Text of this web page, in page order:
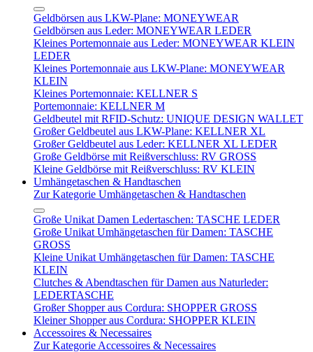
Geldbörsen aus LKW-Plane: MONEYWEAR
Geldbörsen aus Leder: MONEYWEAR LEDER
Kleines Portemonnaie aus Leder: MONEYWEAR KLEIN
LEDER
Kleines Portemonnaie aus LKW-Plane: MONEYWEAR
KLEIN
Kleines Portemonnaie: KELLNER S
Portemonnaie: KELLNER M
Geldbeutel mit RFID-Schutz: UNIQUE DESIGN WALLET
Großer Geldbeutel aus LKW-Plane: KELLNER XL
Großer Geldbeutel aus Leder: KELLNER XL LEDER
Große Geldbörse mit Reißverschluss: RV GROSS
Kleine Geldbörse mit Reißverschluss: RV KLEIN
Umhängetaschen & Handtaschen
Zur Kategorie Umhängetaschen & Handtaschen
Große Unikat Damen Ledertaschen: TASCHE LEDER
Große Unikat Umhängetaschen für Damen: TASCHE
GROSS
Kleine Unikat Umhängetaschen für Damen: TASCHE
KLEIN
Clutches & Abendtaschen für Damen aus Naturleder:
LEDERTASCHE
Großer Shopper aus Cordura: SHOPPER GROSS
Kleiner Shopper aus Cordura: SHOPPER KLEIN
Accessoires & Necessaires
Zur Kategorie Accessoires & Necessaires